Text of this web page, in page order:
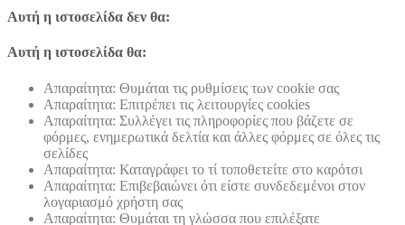
Αυτή η ιστοσελίδα δεν θα:
Αυτή η ιστοσελίδα θα:
Απαραίτητα: Θυμάται τις ρυθμίσεις των cookie σας
Απαραίτητα: Επιτρέπει τις λειτουργίες cookies
Απαραίτητα: Συλλέγει τις πληροφορίες που βάζετε σε
φόρμες, ενημερωτικά δελτία και άλλες φόρμες σε όλες τις
σελίδες
Απαραίτητα: Καταγράφει το τί τοποθετείτε στο καρότσι
Απαραίτητα: Επιβεβαιώνει ότι είστε συνδεδεμένοι στον
λογαριασμό χρήστη σας
Απαραίτητα: Θυμάται τη γλώσσα που επιλέξατε